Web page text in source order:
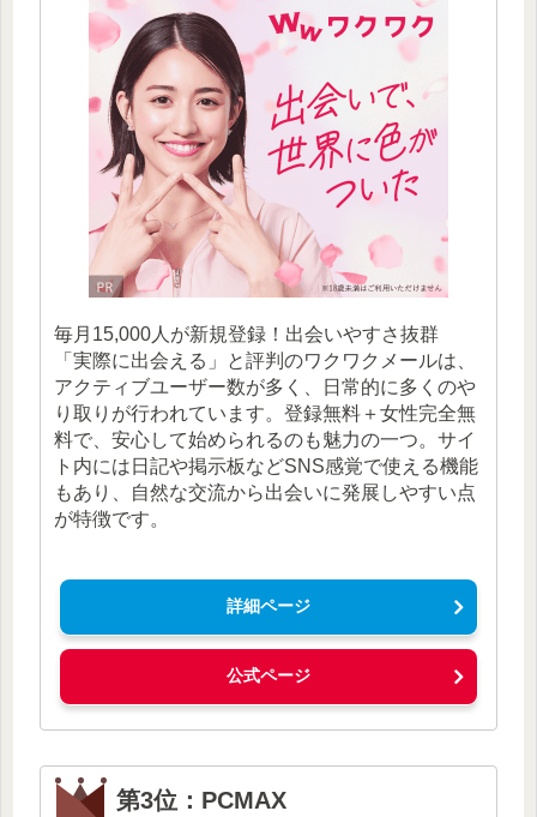
毎月15,000人が新規登録！出会いやすさ抜群
「実際に出会える」と評判のワクワクメールは、
アクティブユーザー数が多く、日常的に多くのや
り取りが行われています。登録無料＋女性完全無
料で、安心して始められるのも魅力の一つ。サイ
ト内には日記や掲示板などSNS感覚で使える機能
もあり、自然な交流から出会いに発展しやすい点
が特徴です。
詳細ページ
公式ページ
第3位：PCMAX